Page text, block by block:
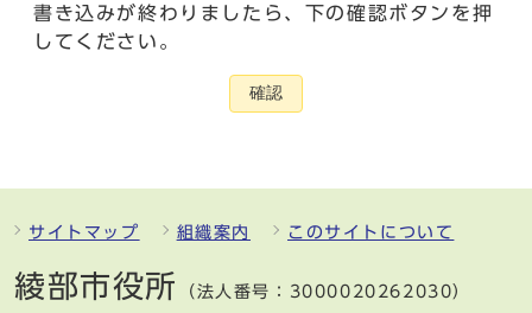
書き込みが終わりましたら、下の確認ボタンを押
してください。
確認
サイトマップ 組織案内 このサイトについて
綾部市役所 （法人番号：3000020262030）